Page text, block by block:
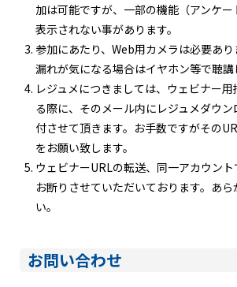
加は可能ですが、一部の機能（アンケ
表示されない事があります。
参加にあたり、Web用カメラは必要あ
漏れが気になる場合はイヤホン等で聴講
レジュメにつきましては、ウェビナー
る際に、そのメール内にレジュメダウ
付させて頂きます。お手数ですがその
をお願い致します。
ウェビナーURLの転送、同一アカウン
お断りさせていただいております。あ
い。
お問い合わせ